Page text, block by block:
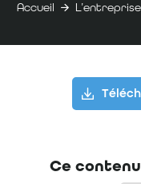
Accueil L’entreprise
Ce